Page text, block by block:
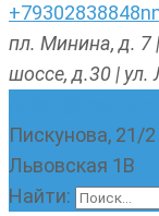
+79302838848
пл. Минина, д. 7
шоссе, д.30 | ул.
Пискунова, 21/
Львовская 1В
Найти: